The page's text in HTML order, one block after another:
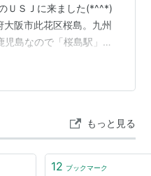
シュレック4-Dアドベン
アメージング・アドベン
(TM)・ザ・ライド」導
ＵＳＪに来ました(*^^*)
阪市此花区桜島。九州
島なので「桜島駅」と
ズニーはよくいきます
どこを歩いたかもあまり
なければ…。(明日は早朝
ルです！満喫できるかは
もっと見る
12 ブックマーク